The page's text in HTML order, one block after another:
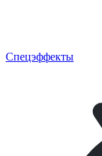
Спецэффекты